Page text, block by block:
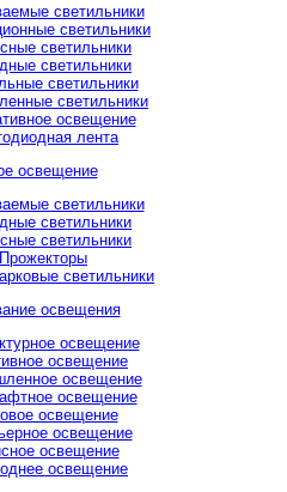
светильники
светильники
светильники
светильники
светильники
светильники
освещение
лента
освещение
светильники
светильники
светильники
Прожекторы
светильники
освещения
освещение
освещение
освещение
освещение
освещение
освещение
освещение
освещение